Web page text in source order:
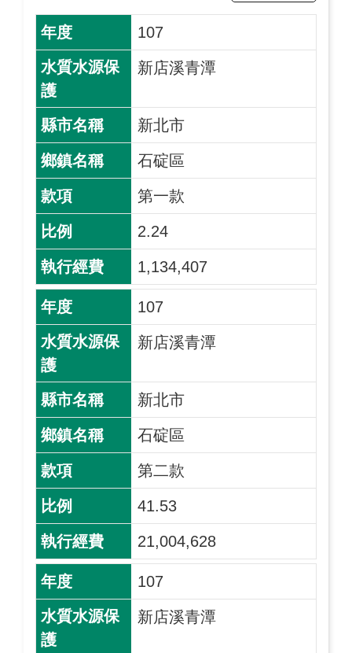
107
新店溪青潭
新北市
石碇區
第一款
2.24
1,134,407
107
新店溪青潭
新北市
石碇區
第二款
41.53
21,004,628
107
新店溪青潭